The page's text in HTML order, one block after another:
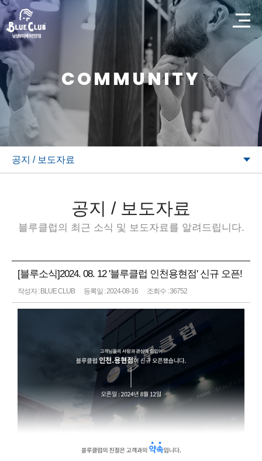
COMMUNITY
공지 / 보도자료
공지 / 보도자료
블루클럽의 최근 소식 및 보도자료를 알려드립니다.
[블루소식]2024. 08. 12 '블루클럽 인천용현점' 신규 오픈!
작성자 : BLUE CLUB 등록일 : 2024-08-16 조회수 : 36752